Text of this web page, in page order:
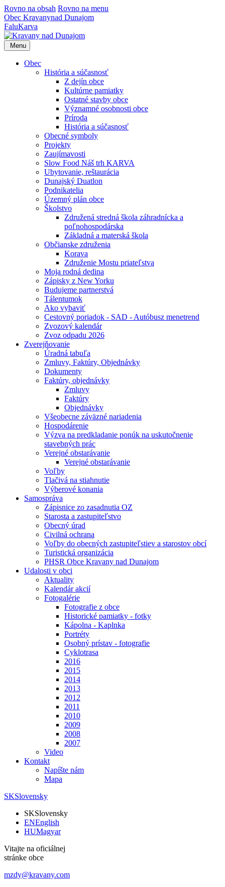
Rovno na obsah Rovno na menu
Obec Kravanynad Dunajom
FaluKarva
Menu
Obec
História a súčasnosť
Z dejín obce
Kultúrne pamiatky
Ostatné stavby obce
Významné osobnosti obce
Príroda
História a súčasnosť
Obecné symboly
Projekty
Zaujímavosti
Slow Food Náš trh KARVA
Ubytovanie, reštaurácia
Dunajský Duatlon
Podnikatelia
Územný plán obce
Školstvo
Združená stredná škola záhradnícka a
poľnohospodárska
Základná a materská škola
Občianske združenia
Korava
Združenie Mostu priateľstva
Moja rodná dedina
Zápisky z New Yorku
Budujeme partnerstvá
Tálentumok
Ako vybaviť
Cestovný poriadok - SAD - Autóbusz menetrend
Zvozový kalendár
Zvoz odpadu 2026
Zverejňovanie
Úradná tabuľa
Zmluvy, Faktúry, Objednávky
Dokumenty
Faktúry, objednávky
Zmluvy
Faktúry
Objednávky
Všeobecne záväzné nariadenia
Hospodárenie
Výzva na predkladanie ponúk na uskutočnenie
stavebných prác
Verejné obstarávanie
Verejné obstarávanie
Voľby
Tlačivá na stiahnutie
Výberové konania
Samospráva
Zápisnice zo zasadnutia OZ
Starosta a zastupiteľstvo
Obecný úrad
Civilná ochrana
Voľby do obecných zastupiteľstiev a starostov obcí
Turistická organizácia
PHSR Obce Kravany nad Dunajom
Udalosti v obci
Aktuality
Kalendár akcií
Fotogalérie
Fotografie z obce
Historické pamiatky - fotky
Kápolna - Kaplnka
Portréty
Osobný prístav - fotografie
Cyklotrasa
2016
2015
2014
2013
2012
2011
2010
2009
2008
2007
Video
Kontakt
Napíšte nám
Mapa
SKSlovensky
SKSlovensky
ENEnglish
HUMagyar
Vitajte na oficiálnej
stránke obce
mzdy@kravany.com